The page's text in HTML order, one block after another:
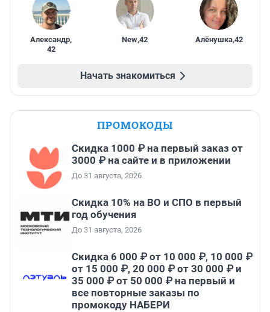
Александр,
42
New,42 Алёнушка,42
Начать знакомиться
ПРОМОКОДЫ
Скидка 1000 ₽ на первый заказ от
3000 ₽ на сайте и в приложении
До 31 августа, 2026
Скидка 10% на ВО и СПО в первый
год обучения
До 31 августа, 2026
Скидка 6 000 ₽ от 10 000 ₽, 10 000 ₽
от 15 000 ₽, 20 000 ₽ от 30 000 ₽ и
35 000 ₽ от 50 000 ₽ на первый и
все повторные заказы по
промокоду НАБЕРИ